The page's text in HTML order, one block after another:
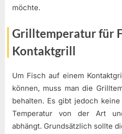
möchte.
Grilltemperatur für
Kontaktgrill
Um Fisch auf einem
können, muss man die
behalten. Es gibt jedoch
Temperatur von der Art
abhängt. Grundsätzlich sollte